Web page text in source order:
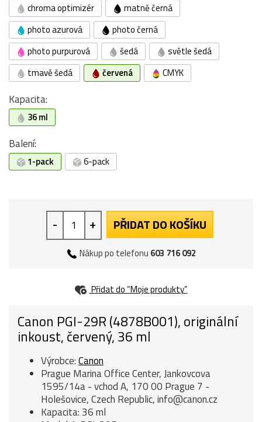
chroma optimizér
matně černá
photo azurová
photo černá
photo purpurová
šedá
světle šedá
tmavě šedá
červená CMYK
Kapacita:
36 ml
Balení:
1-pack 6-pack
- + PŘIDAT DO KOŠÍKU
Nákup po telefonu 603 716 092
Přidat do “Moje produkty”
Canon PGI-29R (4878B001), originální
inkoust, červený, 36 ml
Výrobce:Canon
Prague Marina Office Center, Jankovcova
1595/14a - vchod A, 170 00 Prague 7 -
Holešovice, Czech Republic, info@canon.cz
Kapacita: 36 ml